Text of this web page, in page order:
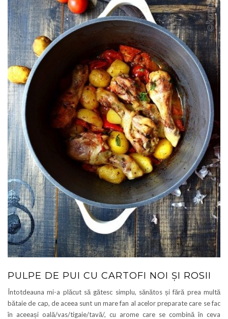
PULPE DE PUI CU CARTOFI NOI ȘI ROSII
Întotdeauna mi-a plăcut să gătesc simplu, sănătos și fără prea multă
bătaie de cap, de aceea sunt un mare fan al acelor preparate care se fac
în aceeași oală/vas/tigaie/tavă/, cu arome care se combină în ceva